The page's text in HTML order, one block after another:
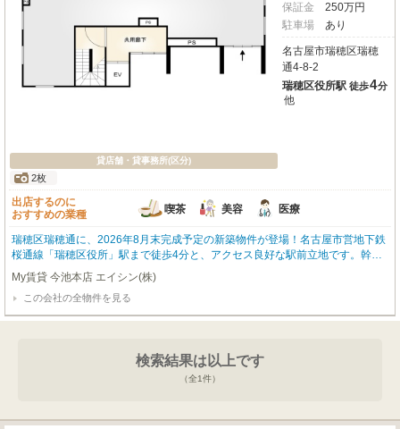
貸店舗・貸事務所(区分)
2枚
保証金
250万円
駐車場
あり
名古屋市瑞穂区瑞穂
通4-8-2
瑞穂区役所駅 徒歩4分
他
出店するのに
おすすめの業種
喫茶 美容 医療
瑞穂区瑞穂通に、2026年8月末完成予定の新築物件が登場！名古屋市営地下鉄
桜通線「瑞穂区役所」駅まで徒歩4分と、アクセス良好な駅前立地です。幹線
道路沿いの路面店で視認性が高く、集客にも期待が持てます。広々とした専有
面積135.0㎡のスケルトン仕様で、お客様の事業に合わせた自由な空間作りが
可能です。テナント区画用に駐車場1台利用可！！周辺にはコメダ珈琲店やス
ギ薬局、区役所などがあり、利便性も兼ね備えています。喫茶・カフェ（軽飲
My賃貸 今池本店 エイシン(株)
この会社の全物件を見る
検索結果は以上です
（全1件）